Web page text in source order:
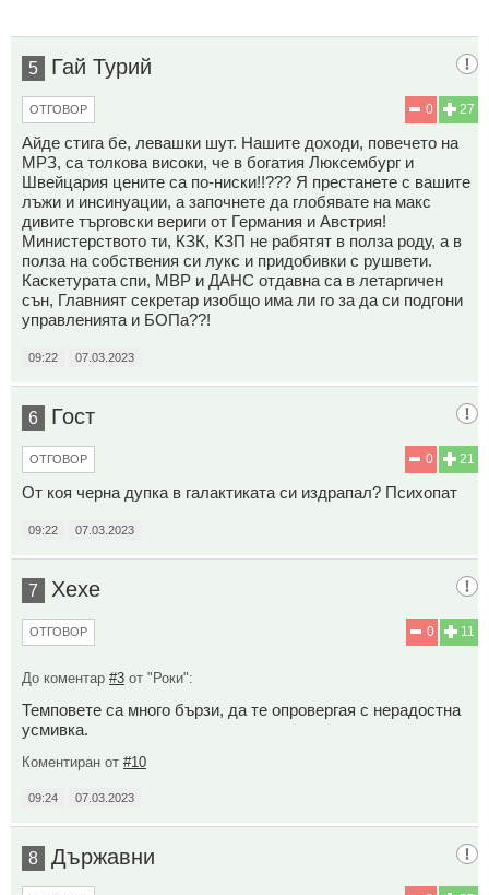
5 Гай Турий
27
0
ОТГОВОР
Айде стига бе, левашки шут. Нашите доходи, повечето на
МРЗ, са толкова високи, че в богатия Люксембург и
Швейцария цените са по-ниски!!??? Я престанете с вашите
лъжи и инсинуации, а започнете да глобявате на макс
дивите търговски вериги от Германия и Австрия!
Министерството ти, КЗК, КЗП не рабятят в полза роду, а в
полза на собствения си лукс и придобивки с рушвети.
Каскетурата спи, МВР и ДАНС отдавна са в летаргичен
сън, Главният секретар изобщо има ли го за да си подгони
управленията и БОПа??!
09:22 07.03.2023
6 Гост
21
0
ОТГОВОР
От коя черна дупка в галактиката си издрапал? Психопат
09:22 07.03.2023
7 Хехе
11
0
ОТГОВОР
До коментар #3 от "Роки":
Темповете са много бързи, да те опровергая с нерадостна
усмивка.
Коментиран от #10
09:24 07.03.2023
8 Държавни